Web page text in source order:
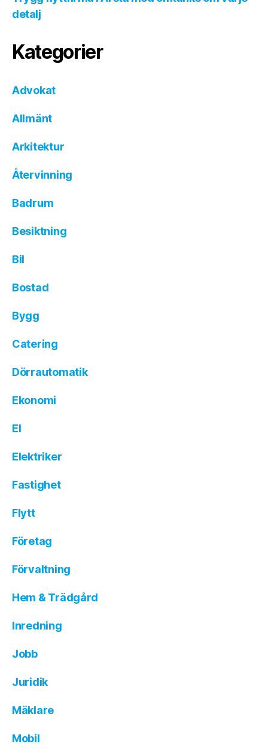
detalj
Kategorier
Advokat
Allmänt
Arkitektur
Återvinning
Badrum
Besiktning
Bil
Bostad
Bygg
Catering
Dörrautomatik
Ekonomi
El
Elektriker
Fastighet
Flytt
Företag
Förvaltning
Hem & Trädgård
Inredning
Jobb
Juridik
Mäklare
Mobil